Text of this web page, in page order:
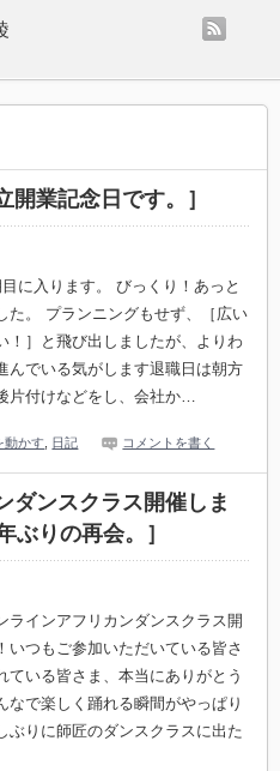
開業記念日です。］
に入ります。 びっくり！あっと
た。 プランニングもせず、［広い
！］と飛び出しましたが、よりわ
んでいる気がします退職日は朝方
片付けなどをし、会社か…
動かす 日記 コメントを書く
ダンスクラス開催しま
ぶりの再会。］
ラインアフリカンダンスクラス開
いつもご参加いただいている皆さ
ている皆さま、本当にありがとう
で楽しく踊れる瞬間がやっぱり
ぶりに師匠のダンスクラスに出た